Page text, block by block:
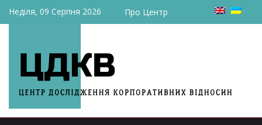
Неділя, 09 Серпня 2026 Про Центр